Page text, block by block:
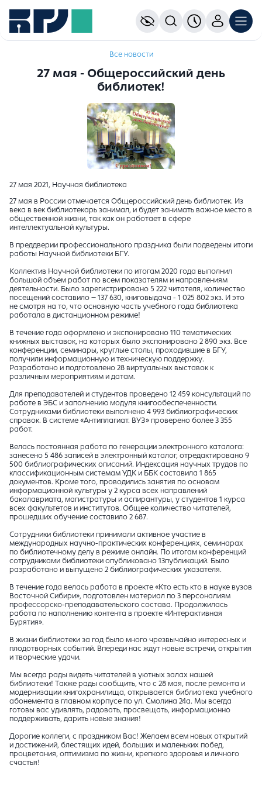
Все новости
27 мая - Общероссийский день
библиотек!
27 мая 2021, Научная библиотека
27 мая в России отмечается Общероссийский день библиотек. Из
века в век библиотекарь занимал, и будет занимать важное место в
общественной жизни, так как он работает в сфере
интеллектуальной культуры.
В преддверии профессионального праздника были подведены итоги
работы Научной библиотеки БГУ.
Коллектив Научной библиотеки по итогам 2020 года выполнил
большой объем работ по всем показателям и направлениям
деятельности. Было зарегистрировано 5 222 читателя, количество
посещений составило – 137 630, книговыдача - 1 025 802 экз. И это
не смотря на то, что основную часть учебного года библиотека
работала в дистанционном режиме!
В течение года оформлено и экспонировано 110 тематических
книжных выставок, на которых было экспонировано 2 890 экз. Все
конференции, семинары, круглые столы, проходившие в БГУ,
получили информационную и техническую поддержку.
Разработано и подготовлено 28 виртуальных выставок к
различным мероприятиям и датам.
Для преподавателей и студентов проведено 12 459 консультаций по
работе в ЭБС и заполнению модуля книгообеспеченности.
Сотрудниками библиотеки выполнено 4 993 библиографических
справок. В системе «Антиплагиат. ВУЗ» проверено более 3 355
работ.
Велась постоянная работа по генерации электронного каталога:
занесено 5 486 записей в электронный каталог, отредактировано 9
500 библиографических описаний. Индексация научных трудов по
классификационным системам УДК и ББК составила 1 865
документов. Кроме того, проводились занятия по основам
информационной культуры у 2 курса всех направлений
бакалавриата, магистратуры и аспирантуры, у студентов 1 курса
всех факультетов и институтов. Общее количество читателей,
прошедших обучение составило 2 687.
Сотрудники библиотеки принимали активное участие в
международных научно-практических конференциях, семинарах
по библиотечному делу в режиме онлайн. По итогам конференций
сотрудниками библиотеки опубликовано 13публикаций. Было
разработано и выпущено 2 библиографических указателя.
В течение года велась работа в проекте «Кто есть кто в науке вузов
Восточной Сибири», подготовлен материал по 3 персоналиям
профессорско-преподавательского состава. Продолжилась
работа по наполнению контента в проекте «Интерактивная
Бурятия».
В жизни библиотеки за год было много чрезвычайно интересных и
плодотворных событий. Впереди нас ждут новые встречи, открытия
и творческие удачи.
Мы всегда рады видеть читателей в уютных залах нашей
библиотеки! Также рады сообщить, что с 28 мая, после ремонта и
модернизации книгохранилища, открывается библиотека учебного
абонемента в главном корпусе по ул. Смолина 24а. Мы всегда
готовы вас удивлять, радовать, просвещать, информационно
поддерживать, дарить новые знания!
Дорогие коллеги, с праздником Вас! Желаем всем новых открытий
и достижений, блестящих идей, больших и маленьких побед,
процветания, оптимизма по жизни, крепкого здоровья и личного
счастья!